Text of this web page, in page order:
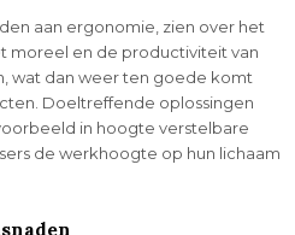
aan ergonomie, zien over het
moreel en de productiviteit van
wat dan weer ten goede komt
Doeltreffende oplossingen
in hoogte verstelbare
de werkhoogte op hun lichaam